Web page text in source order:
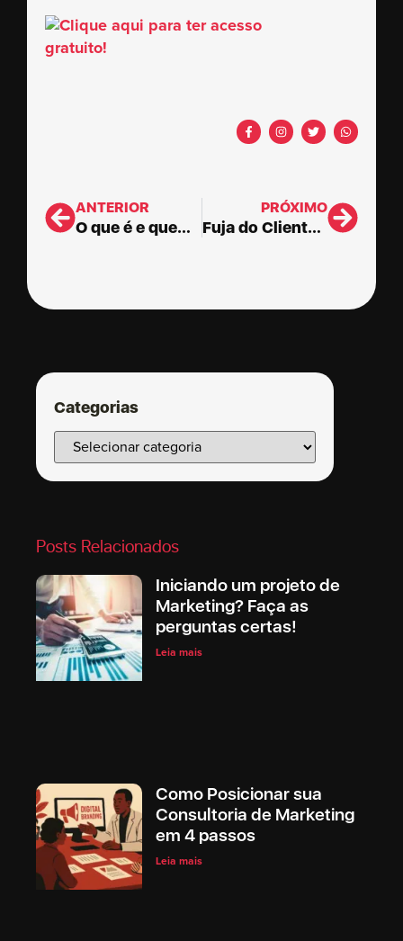
ANTERIOR
O que é e quem pode ser Consultor
PRÓXIMO
Fuja do Cliente: como manter a racionalidade e a isenção
Categorias
Posts Relacionados
Iniciando um projeto de
Marketing? Faça as
perguntas certas!
Leia mais
Como Posicionar sua
Consultoria de Marketing
em 4 passos
Leia mais